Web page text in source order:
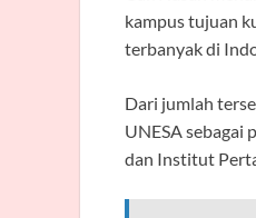
kampus tujuan
terbanyak di
Dari jumlah
UNESA sebagai
dan Institut